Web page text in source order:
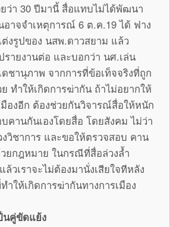
ยว่า 30 ปีมานี้ สื่อแทบไม่ได้พัฒนา
อาจจำเหตุการณ์ 6 ต.ค.19 ได้ ฟาง
งรูปของ นสพ.ดาวสยาม แล้ว
รายงานต่อ และบอกว่า นศ.เล่น
ชานุภาพ จากการที่ข้อเท็จจริงที่ถูก
ทำให้เกิดการฆ่ากัน ถ้าไม่อยากให้
องอีก ต้องช่วยกันวิจารณ์สื่อให้หนัก
คานกันเองโดยสื่อ โดยสังคม ไม่ว่า
วิชาการ และขอให้ตรวจสอบ คาน
ยกฎหมาย ในกรณีที่สื่อล่วงล้ำ
วเราจะไม่ต้องมานั่งเสียใจทีหลัง
ำให้เกิดการฆ่ากันทางการเมือง
นคู่ขัดแย้ง